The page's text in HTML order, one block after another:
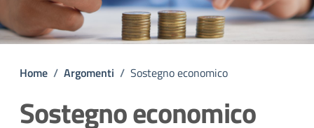
Home / Argomenti / Sostegno economico
Sostegno economico